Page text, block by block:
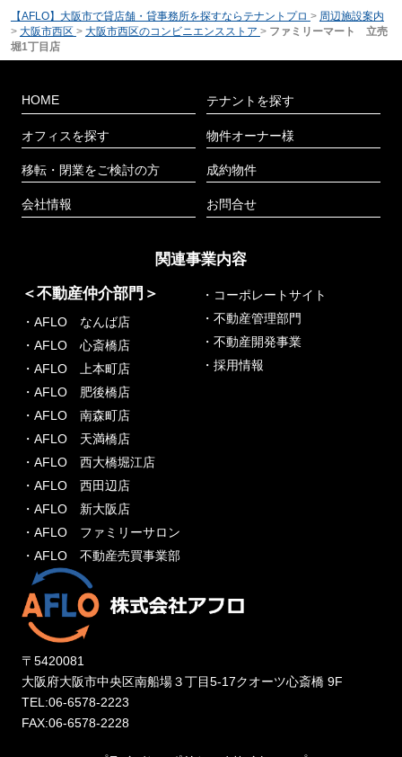
【AFLO】大阪市で貸店舗・貸事務所を探すならテナントプロ > 周辺施設案内
> 大阪市西区 > 大阪市西区のコンビニエンスストア > ファミリーマート 立売
堀1丁目店
HOME
オフィスを探す
移転・閉業をご検討の方
会社情報
テナントを探す
物件オーナー様
成約物件
お問合せ
関連事業内容
＜不動産仲介部門＞
・AFLO なんば店
・AFLO 心斎橋店
・AFLO 上本町店
・AFLO 肥後橋店
・AFLO 南森町店
・AFLO 天満橋店
・AFLO 西大橋堀江店
・AFLO 西田辺店
・AFLO 新大阪店
・AFLO ファミリーサロン
・AFLO 不動産売買事業部
・コーポレートサイト
・不動産管理部門
・不動産開発事業
・採用情報
〒5420081
大阪府大阪市中央区南船場３丁目5-17クオーツ心斎橋 9F
TEL:06-6578-2223
FAX:06-6578-2228